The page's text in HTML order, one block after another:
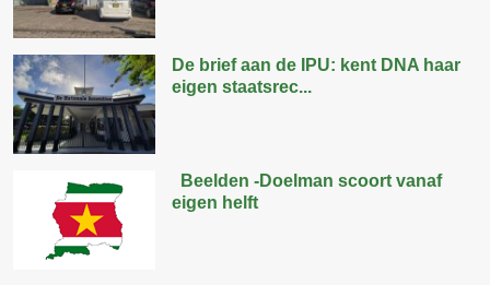
De brief aan de IPU: kent DNA haar
eigen staatsrec...
Beelden -Doelman scoort vanaf
eigen helft